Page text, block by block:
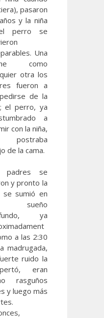
pasaron
y la niña
perro se
Una
como
otra los
fueron a
de la
el perro, ya
a
con la niña,
postraba
de la cama.
padres se
y pronto la
se sumió en
sueño
ya
a las 2:30
madrugada,
ruido la
eran
rasguños
y luego más